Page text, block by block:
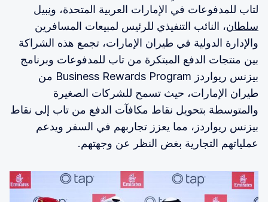
لتاب للمدفوعات في الإمارات العربية المتحدة، ونبيل
سلطان، النائب التنفيذي للرئيس لمبيعات المسافرين
والإدارة الدولية في طيران الإمارات، تجمع هذه الشراكة
بين منتجات الدفع المبتكرة من تاب للمدفوعات وبرنامج
بيزنس ريواردز Business Rewards Program من
طيران الإمارات، حيث تسمح للشركات الصغيرة
والمتوسطة بتحويل نقاط مكافآت الدفع من تاب إلى نقاط
بيزنس ريواردز، مما يعزز تجاربهم في السفر ويدعم
عملياتهم التجارية بغض النظر عن وجهتهم.